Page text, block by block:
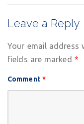
Leave a Reply
Your email address
fields are marked *
Comment *